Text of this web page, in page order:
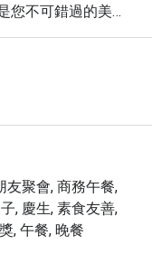
您不可錯過的美味
食客喜愛，成為網
豐盛主菜，滿足
，或是商務宴
美食。
友聚會, 商務午餐,
, 慶生, 素食友善,
, 午餐, 晚餐